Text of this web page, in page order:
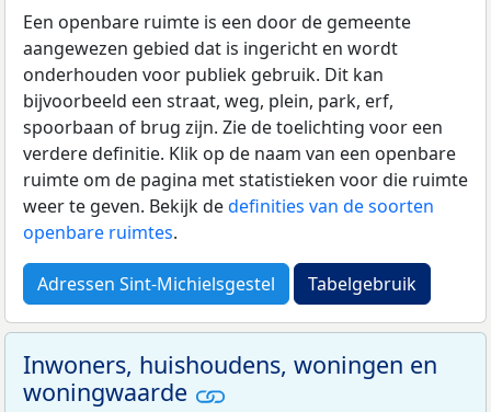
Een openbare ruimte is een door de gemeente
aangewezen gebied dat is ingericht en wordt
onderhouden voor publiek gebruik. Dit kan
bijvoorbeeld een straat, weg, plein, park, erf,
spoorbaan of brug zijn. Zie de toelichting voor een
verdere definitie. Klik op de naam van een openbare
ruimte om de pagina met statistieken voor die ruimte
weer te geven. Bekijk dedefinities van de soorten
openbare ruimtes.
Adressen Sint-Michielsgestel Tabelgebruik
Inwoners, huishoudens, woningen en
woningwaarde